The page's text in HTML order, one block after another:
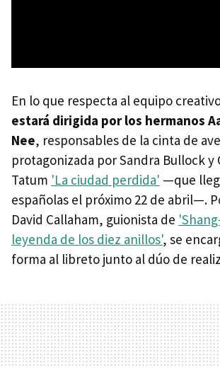
En lo que respecta al equipo
estará dirigida por los hermanos
Nee, responsables de la cinta de
protagonizada por Sandra Bullock y
Tatum 'La ciudad perdida' —que
españolas el próximo 22 de abril—.
David Callaham, guionista de
leyenda de los diez anillos', se
forma al libreto junto al dúo de